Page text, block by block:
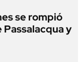
se rompió
y